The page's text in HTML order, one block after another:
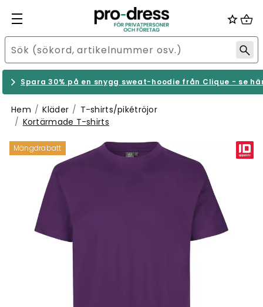
Spara 30% på en snygg sweat-hoodie från Clique - se
Hem Kläder
T-shirts/pikétröjor
Kortärmade T-shirts
Mängdrabatt